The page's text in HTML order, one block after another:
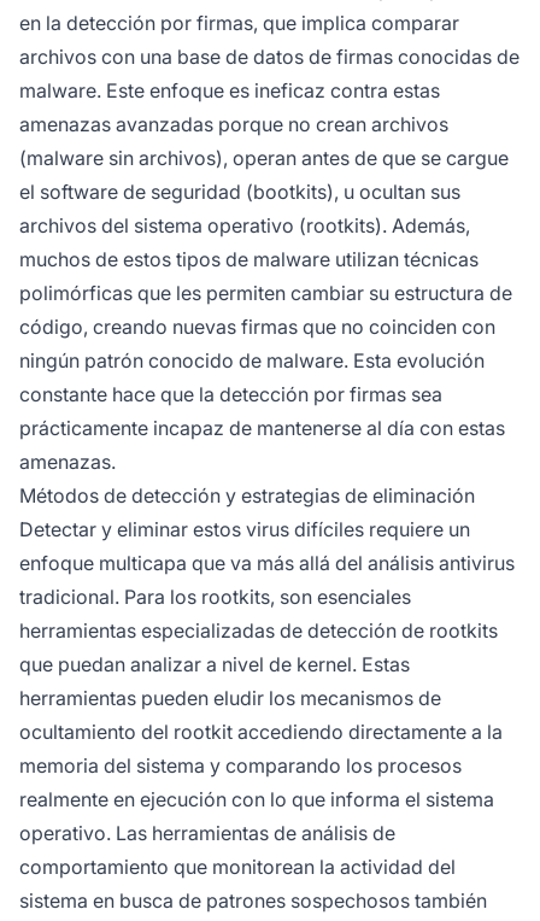
en la detección por firmas, que implica comparar
archivos con una base de datos de firmas conocidas de
malware. Este enfoque es ineficaz contra estas
amenazas avanzadas porque no crean archivos
(malware sin archivos), operan antes de que se cargue
el software de seguridad (bootkits), u ocultan sus
archivos del sistema operativo (rootkits). Además,
muchos de estos tipos de malware utilizan técnicas
polimórficas que les permiten cambiar su estructura de
código, creando nuevas firmas que no coinciden con
ningún patrón conocido de malware. Esta evolución
constante hace que la detección por firmas sea
prácticamente incapaz de mantenerse al día con estas
amenazas.
Métodos de detección y estrategias de eliminación
Detectar y eliminar estos virus difíciles requiere un
enfoque multicapa que va más allá del análisis antivirus
tradicional. Para los rootkits, son esenciales
herramientas especializadas de detección de rootkits
que puedan analizar a nivel de kernel. Estas
herramientas pueden eludir los mecanismos de
ocultamiento del rootkit accediendo directamente a la
memoria del sistema y comparando los procesos
realmente en ejecución con lo que informa el sistema
operativo. Las herramientas de análisis de
comportamiento que monitorean la actividad del
sistema en busca de patrones sospechosos también